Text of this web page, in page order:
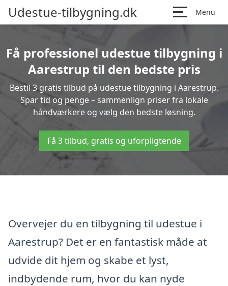
Udestue-tilbygning.dk Menu
Få professionel udestue tilbygning i
Aarestrup til den bedste pris
Bestil 3 gratis tilbud på udestue tilbygning i Aarestrup.
Spar tid og penge – sammenlign priser fra lokale
håndværkere og vælg den bedste løsning.
Få 3 tilbud, gratis og uforpligtende
Overvejer du en tilbygning til udestue i
Aarestrup? Det er en fantastisk måde at
udvide dit hjem og skabe et lyst,
indbydende rum, hvor du kan nyde